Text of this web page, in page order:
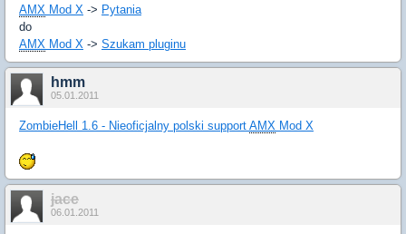
AMX Mod X -> Pytania
do
AMX Mod X -> Szukam pluginu
hmm
05.01.2011
ZombieHell 1.6 - Nieoficjalny polski support AMX Mod X
jace
06.01.2011